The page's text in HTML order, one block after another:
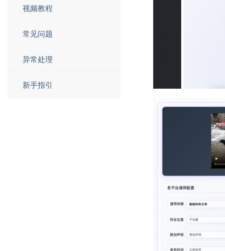
视频教程
常见问题
异常处理
新手指引